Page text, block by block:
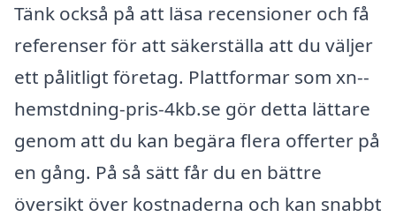
Tänk också på att läsa recensioner och få
referenser för att säkerställa att du väljer
ett pålitligt företag. Plattformar som xn--
hemstdning-pris-4kb.se gör detta lättare
genom att du kan begära flera offerter på
en gång. På så sätt får du en bättre
översikt över kostnaderna och kan snabbt